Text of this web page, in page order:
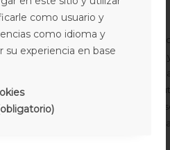
como usuario y
como idioma y
su experiencia en base
cuando se
biblioteca
JavaScript
hay
cookie
La cookie
actualiza